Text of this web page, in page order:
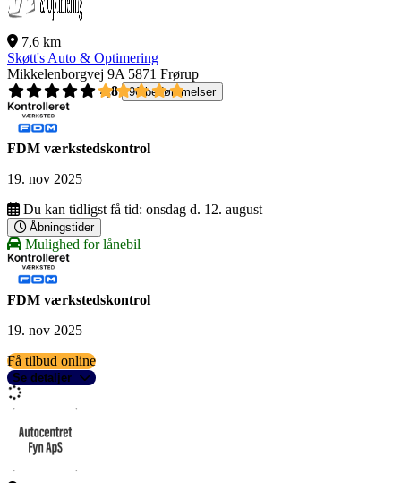
7,6 km
Skøtt's Auto & Optimering
Mikkelenborgvej 9A 5871 Frørup
4,8
96 bedømmelser
FDM værkstedskontrol
19. nov 2025
Du kan tidligst få tid: onsdag d. 12. august
Åbningstider
Mulighed for lånebil
FDM værkstedskontrol
19. nov 2025
Få tilbud online
Se detaljer